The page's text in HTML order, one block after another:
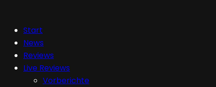
Start
News
Reviews
Live Reviews
Vorberichte